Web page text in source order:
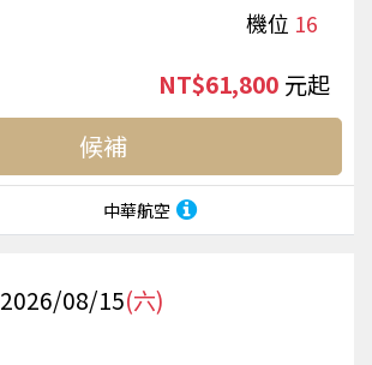
機位 16
中華航空
NT$61,800 起
候補
2026/08/15(六)